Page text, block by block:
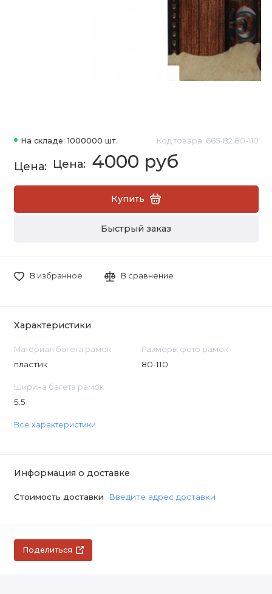
На складе: 1000000 шт. Код товара: 665-B2 80-110
4000 руб
Купить
Быстрый заказ
В избранное В сравнение
Характеристики
Материал багета рамок
пластик
Размеры фото рамок
80-110
Ширина багета рамок
5.5
Все характеристики
Информация о доставке
Стоимость доставки Введите адрес доставки
Поделиться